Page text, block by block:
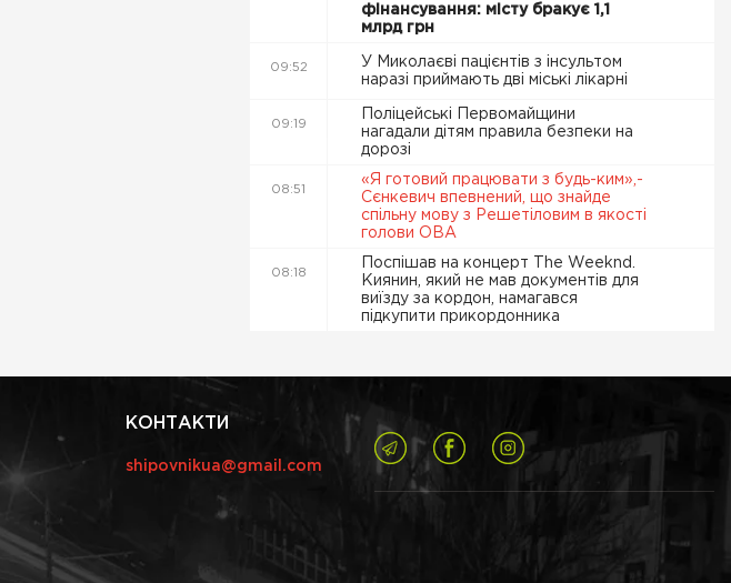
фінансування: місту бракує 1,1
млрд грн
09:52
У Миколаєві пацієнтів з інсультом
наразі приймають дві міські лікарні
09:19
Поліцейські Первомайщини
нагадали дітям правила безпеки на
дорозі
08:51
«Я готовий працювати з будь-ким»,-
Сєнкевич впевнений, що знайде
спільну мову з Решетіловим в якості
голови ОВА
08:18
Поспішав на концерт The Weeknd.
Киянин, який не мав документів для
виїзду за кордон, намагався
підкупити прикордонника
КОНТАКТИ
shipovnikua@gmail.com